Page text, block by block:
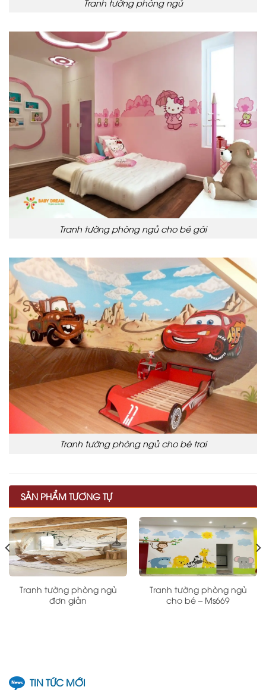
Tranh tường phòng ngủ
Tranh tường phòng ngủ cho bé gái
Tranh tường phòng ngủ cho bé trai
SẢN PHẨM TƯƠNG TỰ
Tranh tường phòng ngủ
đơn giản
Tranh tường phòng ngủ
cho bé – Ms669
TIN TỨC MỚI